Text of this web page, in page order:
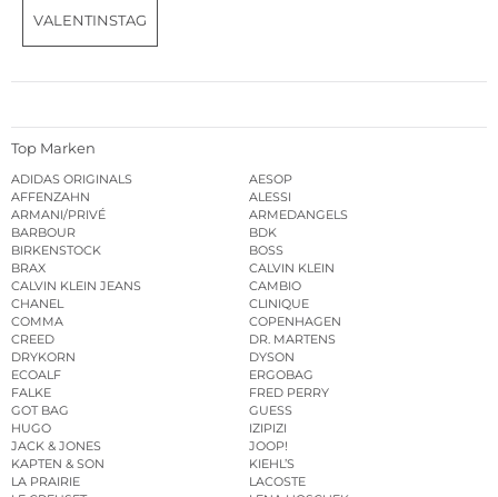
VALENTINSTAG
Top Marken
ADIDAS ORIGINALS
AESOP
AFFENZAHN
ALESSI
ARMANI/PRIVÉ
ARMEDANGELS
BARBOUR
BDK
BIRKENSTOCK
BOSS
BRAX
CALVIN KLEIN
CALVIN KLEIN JEANS
CAMBIO
CHANEL
CLINIQUE
COMMA
COPENHAGEN
CREED
DR. MARTENS
DRYKORN
DYSON
ECOALF
ERGOBAG
FALKE
FRED PERRY
GOT BAG
GUESS
HUGO
IZIPIZI
JACK & JONES
JOOP!
KAPTEN & SON
KIEHL’S
LA PRAIRIE
LACOSTE